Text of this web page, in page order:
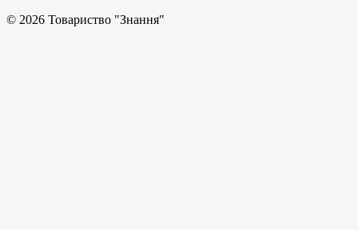
© 2026 Товариство "Знання"